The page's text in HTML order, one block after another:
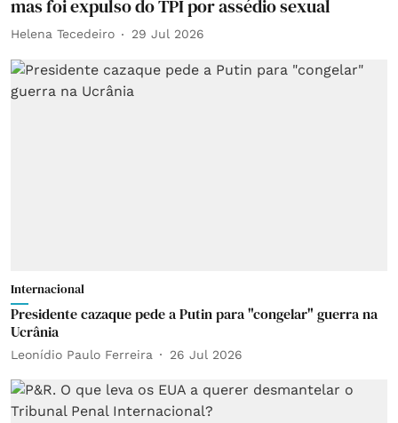
mas foi expulso do TPI por assédio sexual
Helena Tecedeiro 29 Jul 2026
Internacional
Presidente cazaque pede a Putin para "congelar" guerra na
Ucrânia
Leonídio Paulo Ferreira 26 Jul 2026